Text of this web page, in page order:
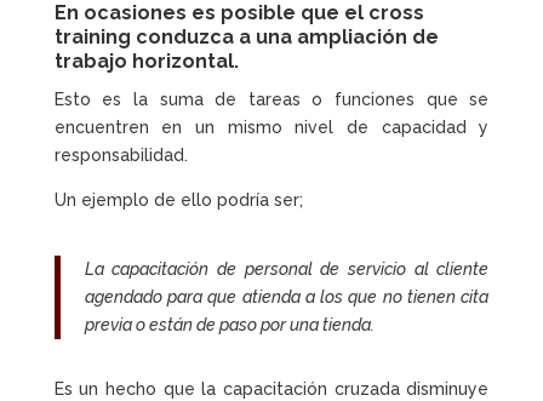
En ocasiones es posible que el cross
training conduzca a una ampliación de
trabajo horizontal.
Esto es la suma de tareas o funciones que se
encuentren en un mismo nivel de capacidad y
responsabilidad.
Un ejemplo de ello podría ser;
La capacitación de personal de servicio al cliente
agendado para que atienda a los que no tienen cita
previa o están de paso por una tienda.
Es un hecho que la capacitación cruzada disminuye